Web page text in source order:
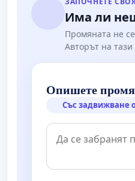
Има ли
Промяната не
Авторът на
Опишете
Със задвижване